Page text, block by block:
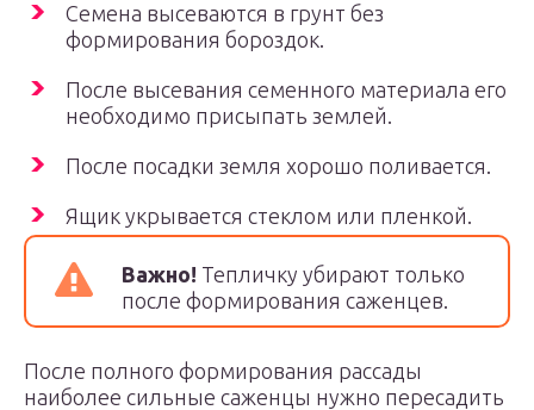
Семена высеваются в грунт без
формирования бороздок.
После высевания семенного материала его
необходимо присыпать землей.
После посадки земля хорошо поливается.
Ящик укрывается стеклом или пленкой.
Важно! Тепличку убирают только
после формирования саженцев.
После полного формирования рассады
наиболее сильные саженцы нужно пересадить